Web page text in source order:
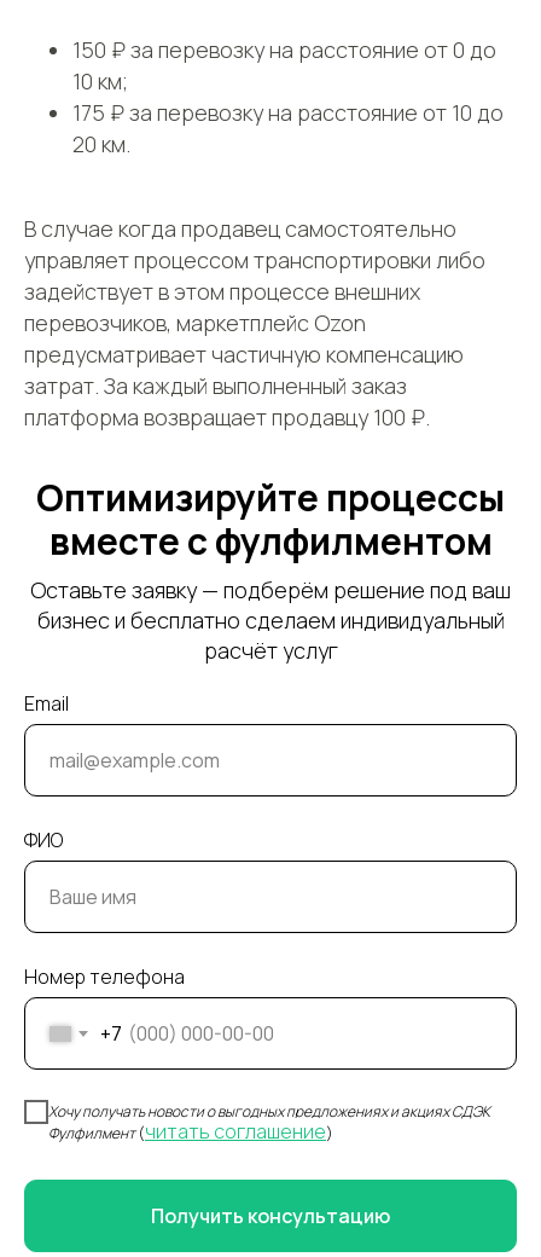
150 ₽ за перевозку на расстояние от 0 до
10 км;
175 ₽ за перевозку на расстояние от 10 до
20 км.
В случае когда продавец самостоятельно
управляет процессом транспортировки либо
задействует в этом процессе внешних
перевозчиков, маркетплейс Ozon
предусматривает частичную компенсацию
затрат. За каждый выполненный заказ
платформа возвращает продавцу 100 ₽.
Оптимизируйте процессы
вместе с фулфилментом
Оставьте заявку — подберём решение под ваш
бизнес и бесплатно сделаем индивидуальный
расчёт услуг
Email
ФИО
Номер телефона
+7
Хочу получать новости о выгодных предложениях и акциях СДЭК
Фулфилмент(читать соглашение)
Получить консультацию